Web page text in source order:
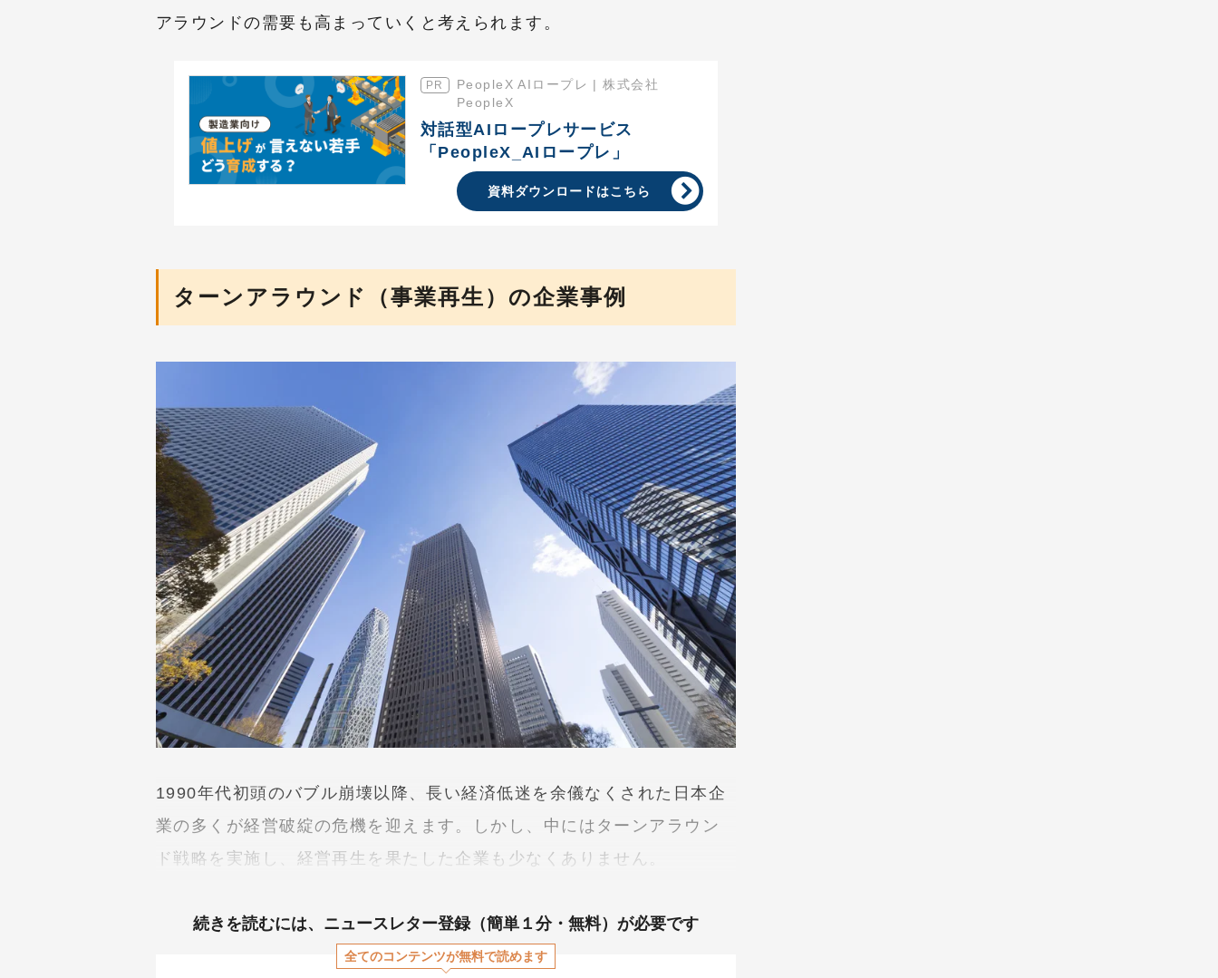
アラウンドの需要も高まっていくと考えられます。
PeopleX AIロープレ | 株式会社
PeopleX
対話型AIロープレサービス
「PeopleX_AIロープレ」
資料ダウンロードはこちら
ターンアラウンド（事業再生）の企業事例
1990年代初頭のバブル崩壊以降、長い経済低迷を余儀なくされた日本企
業の多くが経営破綻の危機を迎えます。しかし、中にはターンアラウン
ド戦略を実施し、経営再生を果たした企業も少なくありません。
続きを読むには、 ニュースレター登録（簡単１分・無料）が必要です
全てのコンテンツが無料で読めます